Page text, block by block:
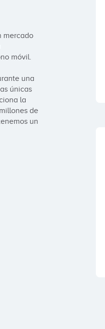
mercado
móvil.
una
únicas
la
de
un